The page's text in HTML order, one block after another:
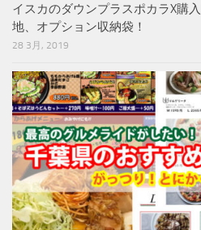
イスカのダウンプラスポカラX購
地、オプション収納袋！
28 3月, 2019